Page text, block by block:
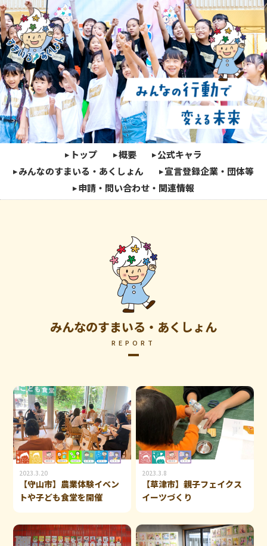
トップ 概要
公式キャラ
みんなのすまいる・あくしょん
宣言登録企業・団体等
申請・問い合わせ・関連情報
みんなのすまいる・あくしょん
REPORT
2023.3.20
【守山市】農業体験イベン
トや子ども食堂を開催
2023.3.8
【草津市】親子フェイクス
イーツづくり